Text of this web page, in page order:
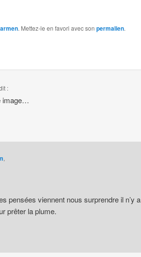
. Mettez-le en favori avec son permalien.
:
image…
,
pensées viennent nous surprendre il n’y a
prêter la plume.